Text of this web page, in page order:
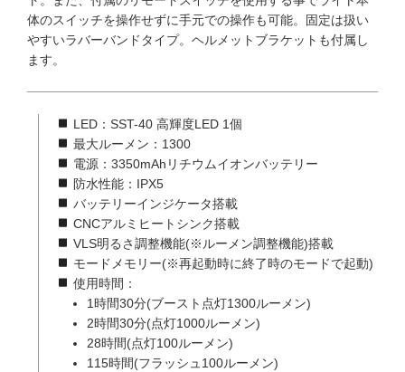
体のスイッチを操作せずに手元での操作も可能。固定は扱い
やすいラバーバンドタイプ。ヘルメットブラケットも付属し
ます。
LED：SST-40 高輝度LED 1個
最大ルーメン：1300
電源：3350mAhリチウムイオンバッテリー
防水性能：IPX5
バッテリーインジケータ搭載
CNCアルミヒートシンク搭載
VLS明るさ調整機能(※ルーメン調整機能)搭載
モードメモリー(※再起動時に終了時のモードで起動)
使用時間：
1時間30分(ブースト点灯1300ルーメン)
2時間30分(点灯1000ルーメン)
28時間(点灯100ルーメン)
115時間(フラッシュ100ルーメン)